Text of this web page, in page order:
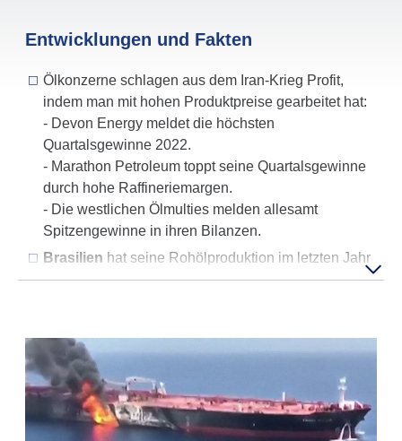
Entwick­lungen und Fakten
Ölkonzerne schlagen aus dem Iran-Krieg Profit,
indem man mit hohen Produktpreise gearbeitet hat:
- Devon Energy meldet die höchsten
Quartalsgewinne 2022.
- Marathon Petroleum toppt seine Quartalsgewinne
durch hohe Raffineriemargen.
- Die westlichen Ölmulties melden allesamt
Spitzengewinne in ihren Bilanzen.
Brasilien hat seine Rohölproduktion im letzten Jahr
um +19% auf auf 4,5 Mio. Barrel/Tag gesteigert.
Ende Juli wird nunmehrSaudi-Arabienin den
Iran/USA-Krieg direkt mit hineingezogen. Die Huthi
greifen vielfach saudische Ölanlagen an. Die
Saudies unterstützen die USA bei Luftschlägen auf